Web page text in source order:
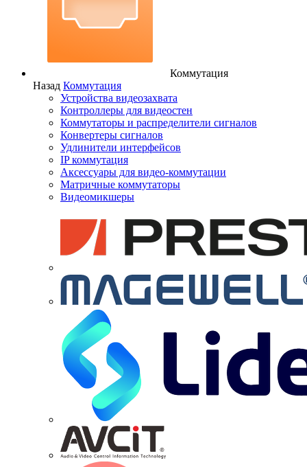
Коммутация
Назад Коммутация
Устройства видеозахвата
Контроллеры для видеостен
Коммутаторы и распределители сигналов
Конвертеры сигналов
Удлинители интерфейсов
IP коммутация
Аксессуары для видео-коммутации
Матричные коммутаторы
Видеомикшеры